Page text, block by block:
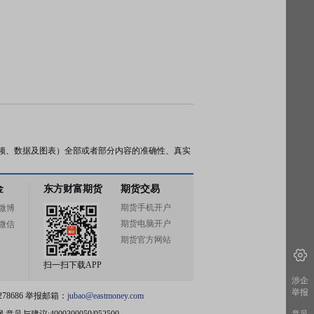
数据及图表）全部或者部分内容的准确性、真实
博
信
东方财富期货
扫一扫下载APP
期货交易
期货手机开户
期货电脑开户
期货官方网站
举报邮箱： jubao@eastmoney.com
涉企
举报